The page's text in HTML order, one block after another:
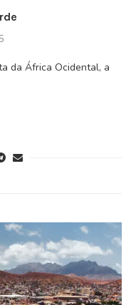
da África Ocidental, a